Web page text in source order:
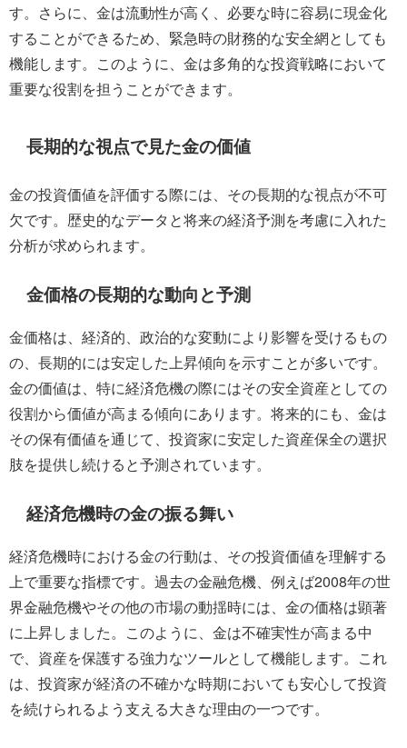
す。さらに、金は流動性が高く、必要な時に容易に現金化
することができるため、緊急時の財務的な安全網としても
機能します。このように、金は多角的な投資戦略において
重要な役割を担うことができます。
長期的な視点で見た金の価値
金の投資価値を評価する際には、その長期的な視点が不可
欠です。歴史的なデータと将来の経済予測を考慮に入れた
分析が求められます。
金価格の長期的な動向と予測
金価格は、経済的、政治的な変動により影響を受けるもの
の、長期的には安定した上昇傾向を示すことが多いです。
金の価値は、特に経済危機の際にはその安全資産としての
役割から価値が高まる傾向にあります。将来的にも、金は
その保有価値を通じて、投資家に安定した資産保全の選択
肢を提供し続けると予測されています。
経済危機時の金の振る舞い
経済危機時における金の行動は、その投資価値を理解する
上で重要な指標です。過去の金融危機、例えば2008年の世
界金融危機やその他の市場の動揺時には、金の価格は顕著
に上昇しました。このように、金は不確実性が高まる中
で、資産を保護する強力なツールとして機能します。これ
は、投資家が経済の不確かな時期においても安心して投資
を続けられるよう支える大きな理由の一つです。